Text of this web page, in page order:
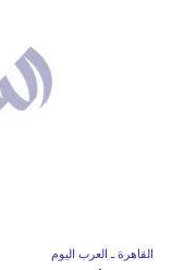
القاهرة ـ العرب اليوم